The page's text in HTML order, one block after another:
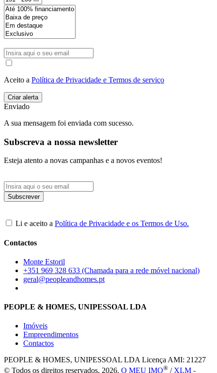
Aceito a Política de Privacidade e Termos de serviço
Enviado
A sua mensagem foi enviada com sucesso.
Subscreva a nossa newsletter
Esteja atento a novas campanhas e a novos eventos!
Li e aceito a Política de Privacidade e os Termos de Uso.
Contactos
Monte Estoril
+351 969 328 633 (Chamada para a rede móvel nacional)
geral@peopleandhomes.pt
PEOPLE & HOMES, UNIPESSOAL LDA
Imóveis
Empreendimentos
Contactos
PEOPLE & HOMES, UNIPESSOAL LDA Licença AMI: 21227
© Todos os direitos reservados, 2026. O MEU IMO® /XLM -